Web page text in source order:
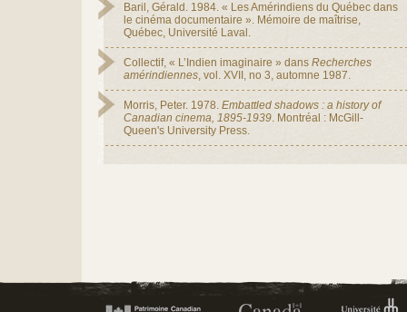
Baril, Gérald. 1984. « Les Amérindiens du Québec dans
le cinéma documentaire ». Mémoire de maîtrise,
Québec, Université Laval.
Collectif, « L’Indien imaginaire » dans Recherches
amérindiennes, vol. XVII, no 3, automne 1987.
Morris, Peter. 1978. Embattled shadows : a history of
Canadian cinema, 1895-1939. Montréal : McGill-
Queen's University Press.